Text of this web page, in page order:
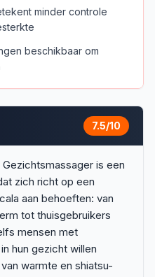
minder controle
beschikbaar om
7.5/10
is een
zich richt op een
aan behoeften: van
tot thuisgebruikers
mensen met
hun gezicht willen
warmte en shiatsu-